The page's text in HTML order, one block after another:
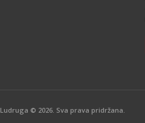
Ludruga © 2026. Sva prava pridržana.